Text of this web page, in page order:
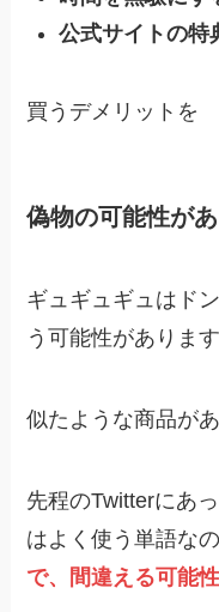
公式サイトの特
買うデメリットを
偽物の可能性が
ギュギュギュはド
う可能性があります
似たような商品が
先程のTwitterにあ
はよく使う単語な
で、間違える可能性